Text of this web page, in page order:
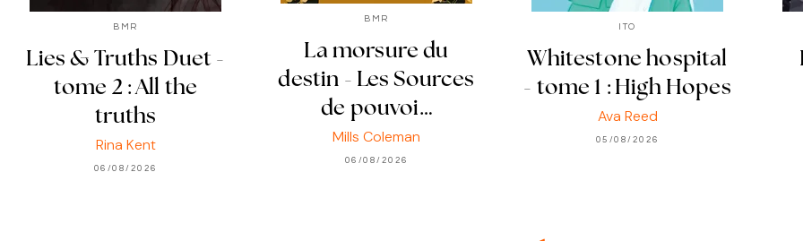
BMR
Lies & Truths Duet -
tome 2 : All the
truths
Rina Kent
06/08/2026
BMR
La morsure du
destin - Les Sources
de pouvoi…
Mills Coleman
06/08/2026
ITO
Whitestone hospital
- tome 1 : High Hopes
Ava Reed
05/08/2026